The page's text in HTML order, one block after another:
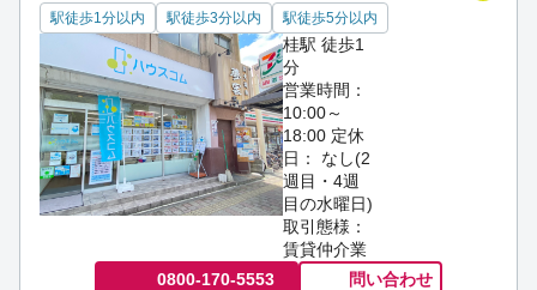
駅徒歩1分以内 駅徒歩3分以内 駅徒歩5分以内
桂駅 徒歩1
分
営業時間：
10:00～
18:00 定休
日： なし(2
週目・4週
目の水曜日)
取引態様：
賃貸仲介業
0800-170-5553
問い合わせ